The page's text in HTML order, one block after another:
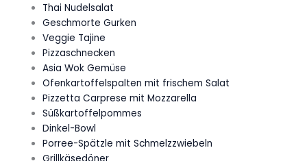
Thai Nudelsalat
Geschmorte Gurken
Veggie Tajine
Pizzaschnecken
Asia Wok Gemüse
Ofenkartoffelspalten mit frischem Salat
Pizzetta Carprese mit Mozzarella
Süßkartoffelpommes
Dinkel-Bowl
Porree-Spätzle mit Schmelzzwiebeln
Grillkäsedöner